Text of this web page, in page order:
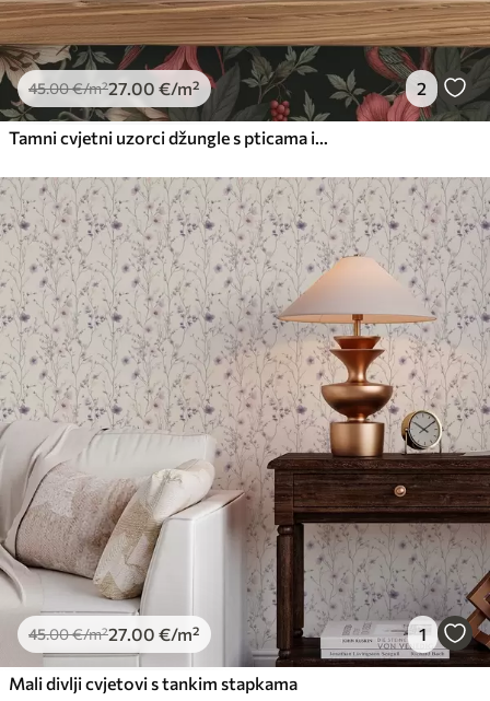
45.00€/m²27.00 €/m² 2
Tamni cvjetni uzorci džungle s pticama i leptirima
45.00€/m²27.00 €/m² 1
Mali divlji cvjetovi s tankim stapkama